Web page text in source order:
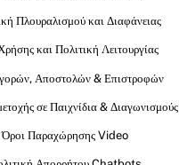
Πλουραλισμού και Διαφάνειας
και Πολιτική Λειτουργίας
Αποστολών & Επιστροφών
σε Παιχνίδια & Διαγωνισμούς
Όροι Παραχώρησης Video